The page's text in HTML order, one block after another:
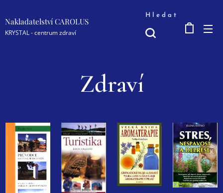
Nakladatelství CAROLUS
KRYSTAL - centrum zdraví
Hledat
Zdraví